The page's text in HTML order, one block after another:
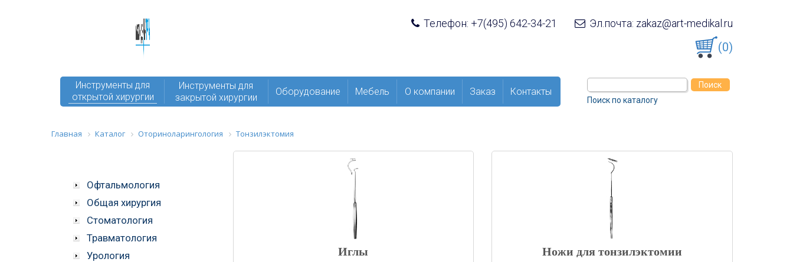
Телефон: +7(495) 642-34-21 Эл.почта: zakaz@art-medikal.ru
(0)
Инструменты для
открытой хирургии
Инструменты для
закрытой хирургии
Оборудование Мебель О компании Заказ Контакты
Поиск по каталогу
Главная Каталог Оториноларингология Тонзилэктомия
Офтальмология
Общая хирургия
Стоматология
Травматология
Урология
Иглы Ножи для тонзилэктомии